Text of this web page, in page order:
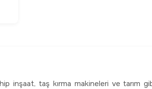
inşaat, taş kırma makineleri ve tarım